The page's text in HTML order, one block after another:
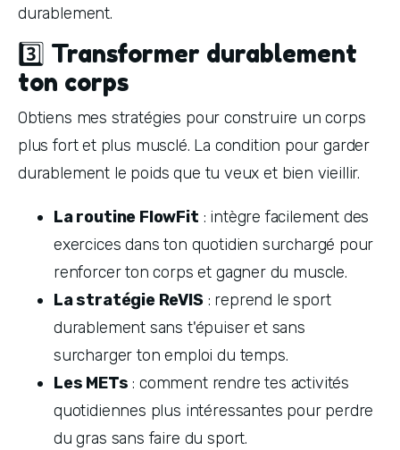
durablement.
3️⃣ Transformer durablement
ton corps
Obtiens mes stratégies pour construire un corps
plus fort et plus musclé. La condition pour garder
durablement le poids que tu veux et bien vieillir.
La routine FlowFit : intègre facilement des
exercices dans ton quotidien surchargé pour
renforcer ton corps et gagner du muscle.
La stratégie ReVIS : reprend le sport
durablement sans t'épuiser et sans
surcharger ton emploi du temps.
Les METs : comment rendre tes activités
quotidiennes plus intéressantes pour perdre
du gras sans faire du sport.